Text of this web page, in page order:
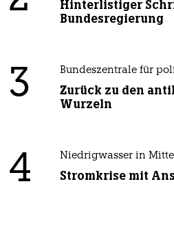
Hinterlistiger
Bundesregierung
3 Bundeszentrale für
Zurück zu den
Wurzeln
4 Niedrigwasser in
Stromkrise mit